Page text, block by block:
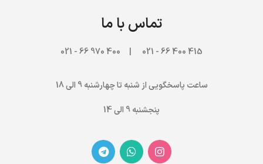
تماس با ما
415 400 66 - 021 | 400
ساعت پاسخگویی از شنبه تا چهارشنبه 9 الی 18
پنجشنبه 9 الی 14